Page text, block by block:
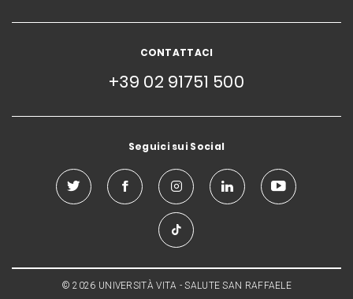
CONTATTACI
+39 02 91751 500
Seguici sui Social
© 2026 UNIVERSITÀ VITA - SALUTE SAN RAFFAELE